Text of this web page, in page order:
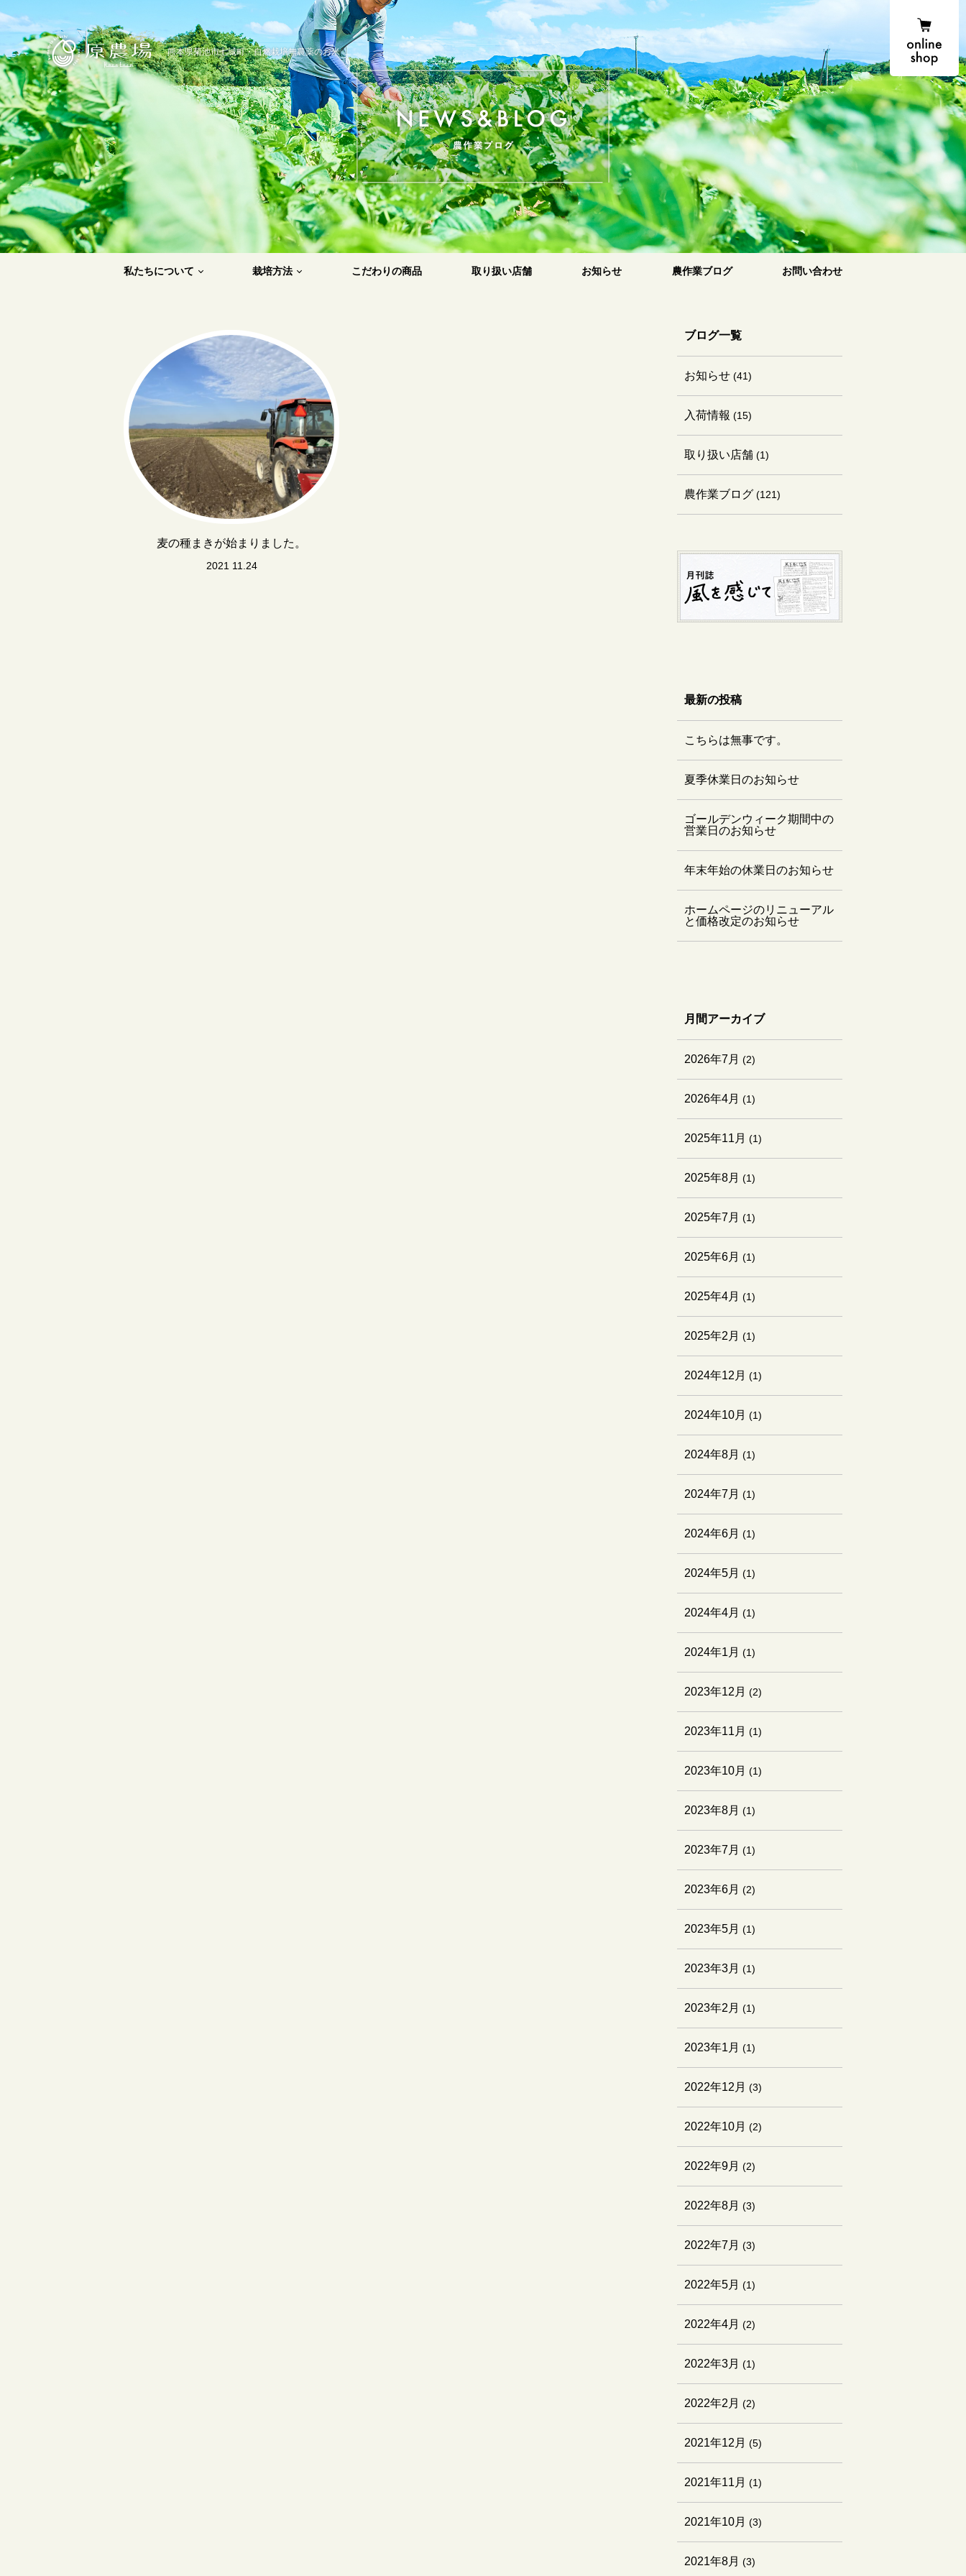
原農場便り
原農場
熊本県菊池市七城町・自然栽培無農薬のお米
私たちについて 栽培方法 こだわりの商品 取り扱い店舗 お知らせ 農作業ブログ お問い合わせ
麦の種まきが始まりました。
2021 11.24
ブログ一覧
お知らせ (41)
入荷情報 (15)
取り扱い店舗 (1)
農作業ブログ (121)
最新の投稿
こちらは無事です。
夏季休業日のお知らせ
ゴールデンウィーク期間中の
営業日のお知らせ
年末年始の休業日のお知らせ
ホームページのリニューアル
と価格改定のお知らせ
月間アーカイブ
2026年7月 (2)
2026年4月 (1)
2025年11月 (1)
2025年8月 (1)
2025年7月 (1)
2025年6月 (1)
2025年4月 (1)
2025年2月 (1)
2024年12月 (1)
2024年10月 (1)
2024年8月 (1)
2024年7月 (1)
2024年6月 (1)
2024年5月 (1)
2024年4月 (1)
2024年1月 (1)
2023年12月 (2)
2023年11月 (1)
2023年10月 (1)
2023年8月 (1)
2023年7月 (1)
2023年6月 (2)
2023年5月 (1)
2023年3月 (1)
2023年2月 (1)
2023年1月 (1)
2022年12月 (3)
2022年10月 (2)
2022年9月 (2)
2022年8月 (3)
2022年7月 (3)
2022年5月 (1)
2022年4月 (2)
2022年3月 (1)
2022年2月 (2)
2021年12月 (5)
2021年11月 (1)
2021年10月 (3)
2021年8月 (3)